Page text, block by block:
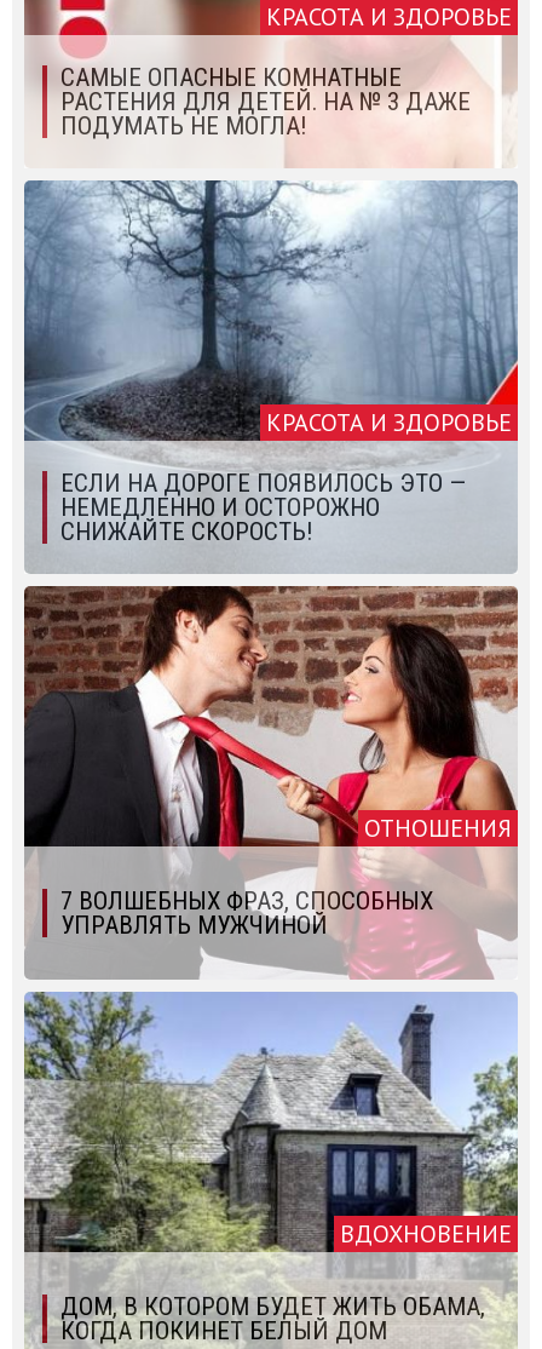
КРАСОТА И ЗДОРОВЬЕ
САМЫЕ ОПАСНЫЕ КОМНАТНЫЕ
РАСТЕНИЯ ДЛЯ ДЕТЕЙ. НА № 3 ДАЖЕ
ПОДУМАТЬ НЕ МОГЛА!
КРАСОТА И ЗДОРОВЬЕ
ЕСЛИ НА ДОРОГЕ ПОЯВИЛОСЬ ЭТО —
НЕМЕДЛЕННО И ОСТОРОЖНО
СНИЖАЙТЕ СКОРОСТЬ!
ОТНОШЕНИЯ
7 ВОЛШЕБНЫХ ФРАЗ, СПОСОБНЫХ
УПРАВЛЯТЬ МУЖЧИНОЙ
ВДОХНОВЕНИЕ
ДОМ, В КОТОРОМ БУДЕТ ЖИТЬ ОБАМА,
КОГДА ПОКИНЕТ БЕЛЫЙ ДОМ